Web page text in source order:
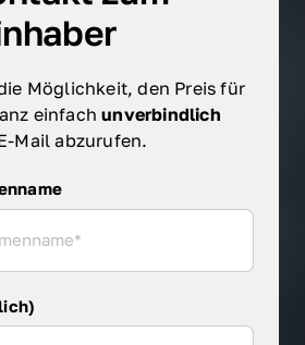
Möglichkeit, den Preis für
einfach
Mail abzurufen.